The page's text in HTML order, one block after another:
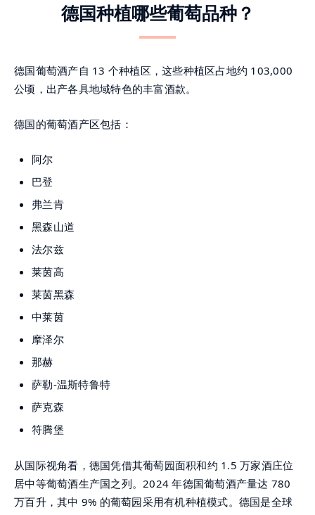
德国种植哪些葡萄品种？
德国葡萄酒产自 13 个种植区，这些种植区占地约 103,000
公顷，出产各具地域特色的丰富酒款。
德国的葡萄酒产区包括：
阿尔
巴登
弗兰肯
黑森山道
法尔兹
莱茵高
莱茵黑森
中莱茵
摩泽尔
那赫
萨勒-温斯特鲁特
萨克森
符腾堡
从国际视角看，德国凭借其葡萄园面积和约 1.5 万家酒庄位
居中等葡萄酒生产国之列。2024 年德国葡萄酒产量达 780
万百升，其中 9% 的葡萄园采用有机种植模式。德国是全球